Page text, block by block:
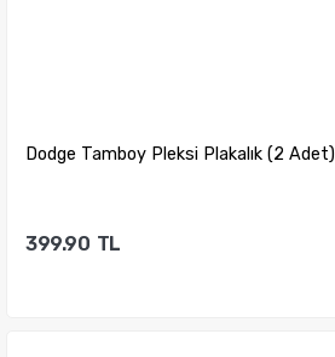
Dodge Tamboy Pleksi Plakalık (2 Adet)
399.90 TL